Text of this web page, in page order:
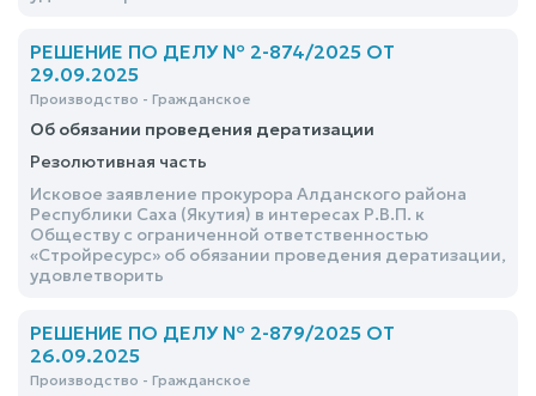
РЕШЕНИЕ ПО ДЕЛУ № 2-874/2025 ОТ
29.09.2025
Производство - Гражданское
Об обязании проведения дератизации
Резолютивная часть
Исковое заявление прокурора Алданского района
Республики Саха (Якутия) в интересах Р.В.П. к
Обществу с ограниченной ответственностью
«Стройресурс» об обязании проведения дератизации,
удовлетворить
РЕШЕНИЕ ПО ДЕЛУ № 2-879/2025 ОТ
26.09.2025
Производство - Гражданское